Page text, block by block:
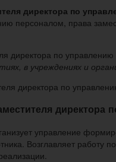
директора по
персоналом, права
директора по
в учреждениях и
директора по
директора
управление
Возглавляет